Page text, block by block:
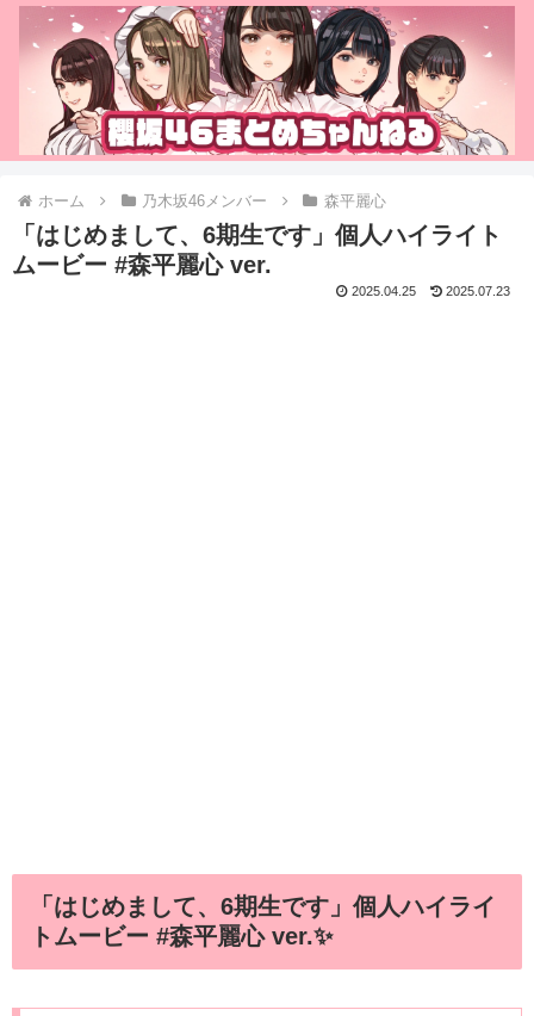
ホーム 乃木坂46メンバー 森平麗心
「はじめまして、6期生です」個人ハイライト
ムービー #森平麗心 ver.
2025.04.25 2025.07.23
「はじめまして、6期生です」個人ハイライ
トムービー #森平麗心 ver.✨